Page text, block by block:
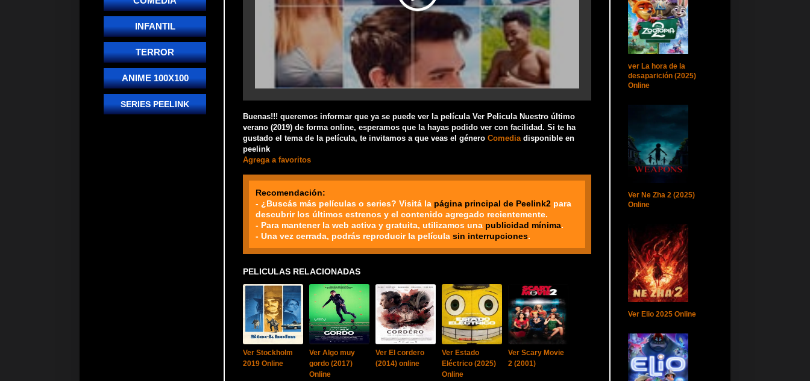
Buenas!!! queremos informar que ya se puede ver la película Ver Pelicula Nuestro último
verano (2019) de forma online, esperamos que la hayas podido ver con facilidad. Si te ha
gustado el tema de la película, te invitamos a que veas el género Comediadisponible en
peelink
Agrega a favoritos
Recomendación:
- ¿Buscás más películas o series? Visitá la página principal de Peelink2 para
descubrir los últimos estrenos y el contenido agregado recientemente.
- Para mantener la web activa y gratuita, utilizamos una publicidad mínima.
- Una vez cerrada, podrás reproducir la película sin interrupciones.
PELICULAS RELACIONADAS
Ver Stockholm
2019 Online
Ver Algo muy
gordo (2017)
Online
Ver El cordero
(2014) online
Ver Estado
Eléctrico (2025)
Online
Ver Scary Movie
2 (2001)
INFANTIL
TERROR
ANIME 100X100
SERIES PEELINK
ver La hora de la
desaparición (2025)
Online
Ver Ne Zha 2 (2025)
Online
Ver Elio 2025 Online